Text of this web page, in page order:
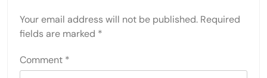
Your email address will not be published. Required
fields are marked *
Comment *